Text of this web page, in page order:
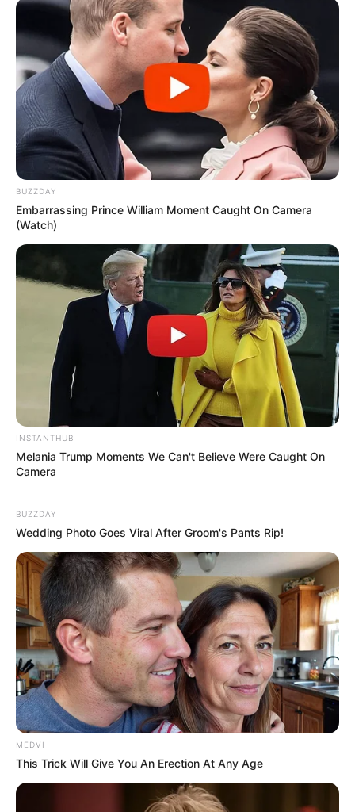
BUZZDAY
Embarrassing Prince William Moment Caught On Camera
(Watch)
INSTANTHUB
Melania Trump Moments We Can't Believe Were Caught On
Camera
BUZZDAY
Wedding Photo Goes Viral After Groom's Pants Rip!
MEDVI
This Trick Will Give You An Erection At Any Age